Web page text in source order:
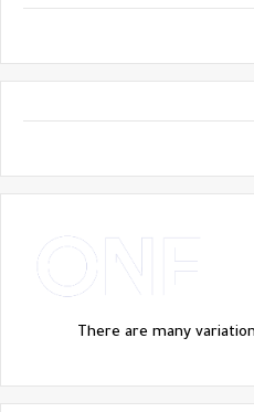
There are many